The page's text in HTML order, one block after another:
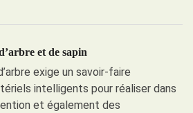
et de sapin
exige un savoir-faire
intelligents pour réaliser dans
et également des